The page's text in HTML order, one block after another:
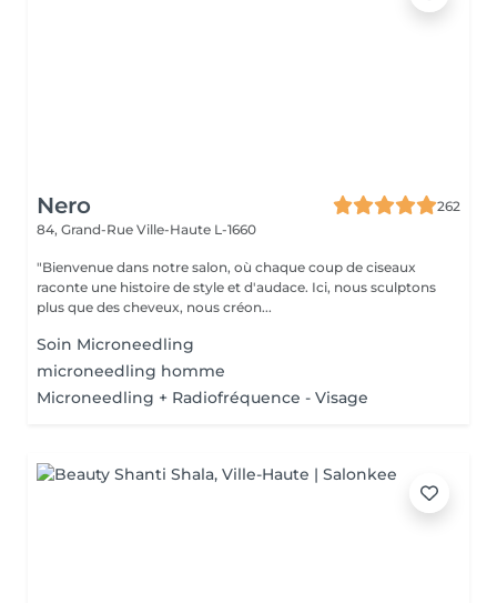
Nero
262
84, Grand-Rue Ville-Haute L-1660
"Bienvenue dans notre salon, où chaque coup de ciseaux
raconte une histoire de style et d'audace. Ici, nous sculptons
plus que des cheveux, nous créon...
Soin Microneedling
microneedling homme
Microneedling + Radiofréquence - Visage